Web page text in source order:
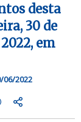
desta
30 de
em
06/2022